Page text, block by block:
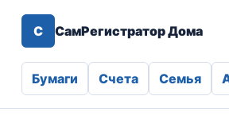
С СамРегистратор Дома
Бумаги Счета Семья